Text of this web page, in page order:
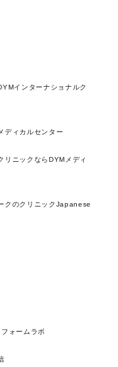
インターナショナルク
ディカルセンター
リニックならDYMメディ
クのクリニックJapanese
ォームラボ